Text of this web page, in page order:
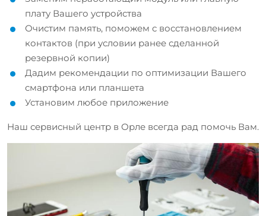
плату Вашего устройства
Очистим память, поможем с восстановлением
контактов (при условии ранее сделанной
резервной копии)
Дадим рекомендации по оптимизации Вашего
смартфона или планшета
Установим любое приложение
Наш сервисный центр в Орле всегда рад помочь Вам.